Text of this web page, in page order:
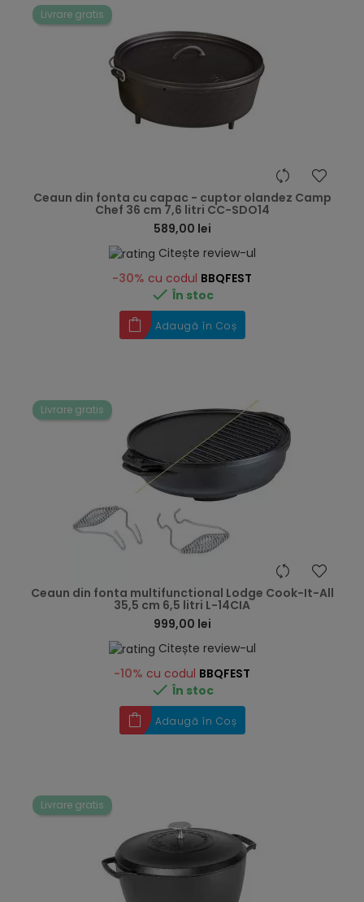
Livrare gratis
Ceaun din fonta cu capac - cuptor olandez Camp
Chef 36 cm 7,6 litri CC-SDO14
589,00 lei
Citește review-ul
-30% cu codul BBQFEST
 În stoc
Adaugă în Coș
Livrare gratis
Ceaun din fonta multifunctional Lodge Cook-It-All
35,5 cm 6,5 litri L-14CIA
999,00 lei
Citește review-ul
-10% cu codul BBQFEST
 În stoc
Adaugă în Coș
Livrare gratis